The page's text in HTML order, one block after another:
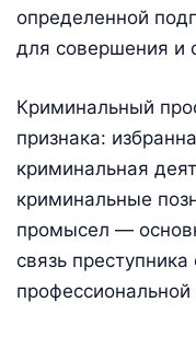
определенной
для совершения и
Криминальный
признака:
криминальная
криминальные
промысел —
связь
профессиональной